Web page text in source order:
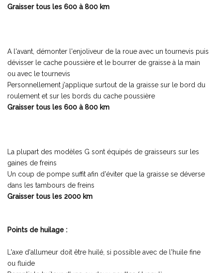
Graisser tous les 600 à 800 km
A l'avant, démonter l'enjoliveur de la roue avec un tournevis puis
dévisser le cache poussière et le bourrer de graisse à la main
ou avec le tournevis
Personnellement j'applique surtout de la graisse sur le bord du
roulement et sur les bords du cache poussière
Graisser tous les 600 à 800 km
La plupart des modèles G sont équipés de graisseurs sur les
gaines de freins
Un coup de pompe suffit afin d'éviter que la graisse se déverse
dans les tambours de freins
Graisser tous les 2000 km
Points de huilage :
L'axe d'allumeur doit être huilé, si possible avec de l'huile fine
ou fluide